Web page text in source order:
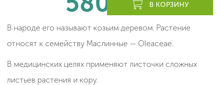
леевВ КОРЗИНУ
В народе его называют козьим деревом. Растение
относят к семейству Маслинные — Oleaceae.
В медицинских целях применяют листочки сложных
листьев растения и кору.